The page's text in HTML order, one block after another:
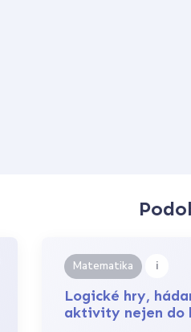
Matematika i
Logické hry,
aktivity nejen do